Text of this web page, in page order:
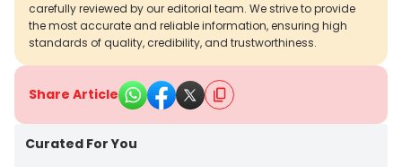
carefully reviewed by our editorial team. We strive to provide
the most accurate and reliable information, ensuring high
standards of quality, credibility, and trustworthiness.
Share Article
Curated For You